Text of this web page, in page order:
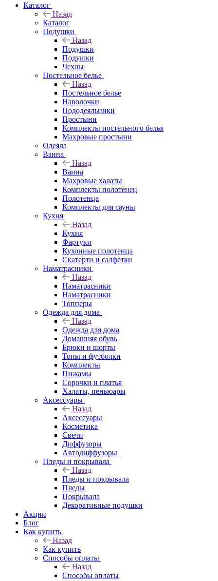
Каталог
Назад
Каталог
Подушки
Назад
Подушки
Подушки
Чехлы
Постельное белье
Назад
Постельное белье
Наволочки
Пододеяльники
Простыни
Комплекты постельного белья
Махровые простыни
Одеяла
Ванна
Назад
Ванна
Махровые халаты
Комплекты полотенец
Полотенца
Комплекты для сауны
Кухня
Назад
Кухня
Фартуки
Кухонные полотенца
Скатерти и салфетки
Наматрасники
Назад
Наматрасники
Наматрасники
Топперы
Одежда для дома
Назад
Одежда для дома
Домашняя обувь
Брюки и шорты
Топы и футболки
Комплекты
Пижамы
Сорочки и платья
Халаты, пеньюары
Аксессуары
Назад
Аксессуары
Косметика
Свечи
Диффузоры
Автодиффузоры
Пледы и покрывала
Назад
Пледы и покрывала
Пледы
Покрывала
Декоративные подушки
Акции
Блог
Как купить
Назад
Как купить
Способы оплаты
Назад
Способы оплаты